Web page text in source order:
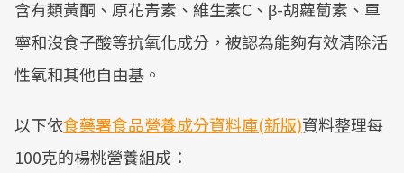
含有類黃酮、原花青素、維生素C、β-胡蘿蔔素、單
寧和沒食子酸等抗氧化成分，被認為能夠有效清除活
性氧和其他自由基。
以下依食藥署食品營養成分資料庫(新版)資料整理每
100克的楊桃營養組成：